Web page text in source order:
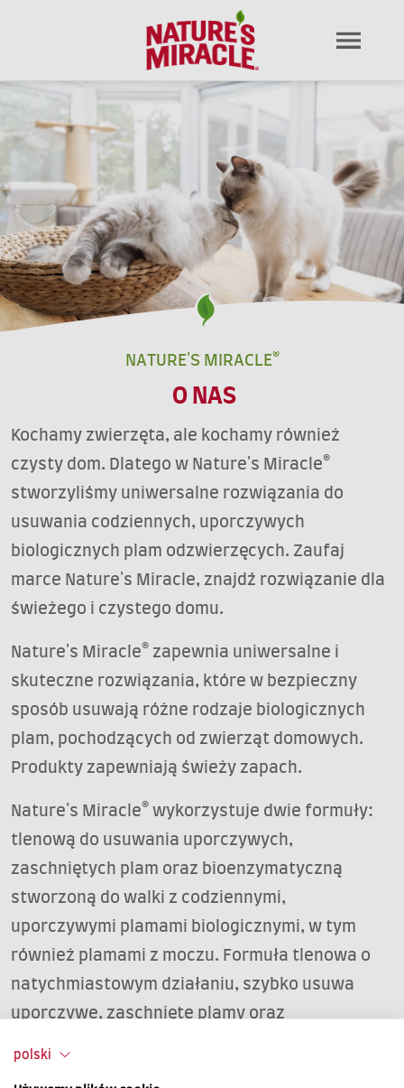
NATURE'S MIRACLE®
O NAS
Kochamy zwierzęta, ale kochamy również
czysty dom. Dlatego w Nature's Miracle®
stworzyliśmy uniwersalne rozwiązania do
usuwania codziennych, uporczywych
biologicznych plam odzwierzęcych. Zaufaj
marce Nature's Miracle, znajdź rozwiązanie dla
świeżego i czystego domu.
Nature's Miracle® zapewnia uniwersalne i
skuteczne rozwiązania, które w bezpieczny
sposób usuwają różne rodzaje biologicznych
plam, pochodzących od zwierząt domowych.
Produkty zapewniają świeży zapach.
Nature's Miracle® wykorzystuje dwie formuły:
tlenową do usuwania uporczywych,
zaschniętych plam oraz bioenzymatyczną
stworzoną do walki z codziennymi,
uporczywymi plamami biologicznymi, w tym
również plamami z moczu. Formuła tlenowa o
natychmiastowym działaniu, szybko usuwa
uporczywe, zaschnięte plamy oraz
polski